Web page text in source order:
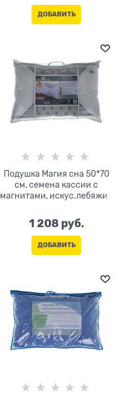
ДОБАВИТЬ
Подушка Магия сна 50*70
см, семена кассии с
магнитами, искус.лебяжий
1 208 руб.
ДОБАВИТЬ